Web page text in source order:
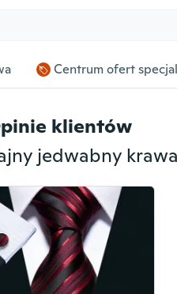
Centrum ofert
klientów